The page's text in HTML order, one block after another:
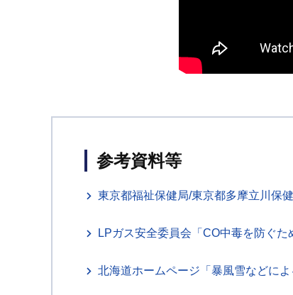
参考資料等
東京都福祉保健局/東京都多摩立川保
LPガス安全委員会「CO中毒を防ぐた
北海道ホームページ「暴風雪などによ